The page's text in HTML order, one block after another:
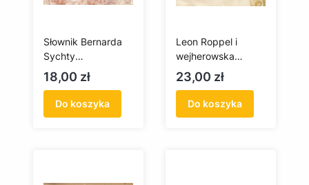
Słownik Bernarda
Sychty
(antykwariat)
Cena
18,00 zł
Do koszyka
Leon Roppel i
wejherowska
„Klëka”
(antykwariat)
Cena
23,00 zł
Do koszyka